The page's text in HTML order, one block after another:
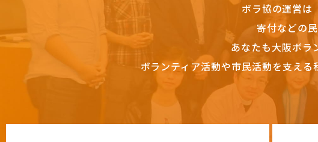
ボラ協の運営は
寄付などの
あなたも大阪ボラ
ボランティア活動や市民活動を支える